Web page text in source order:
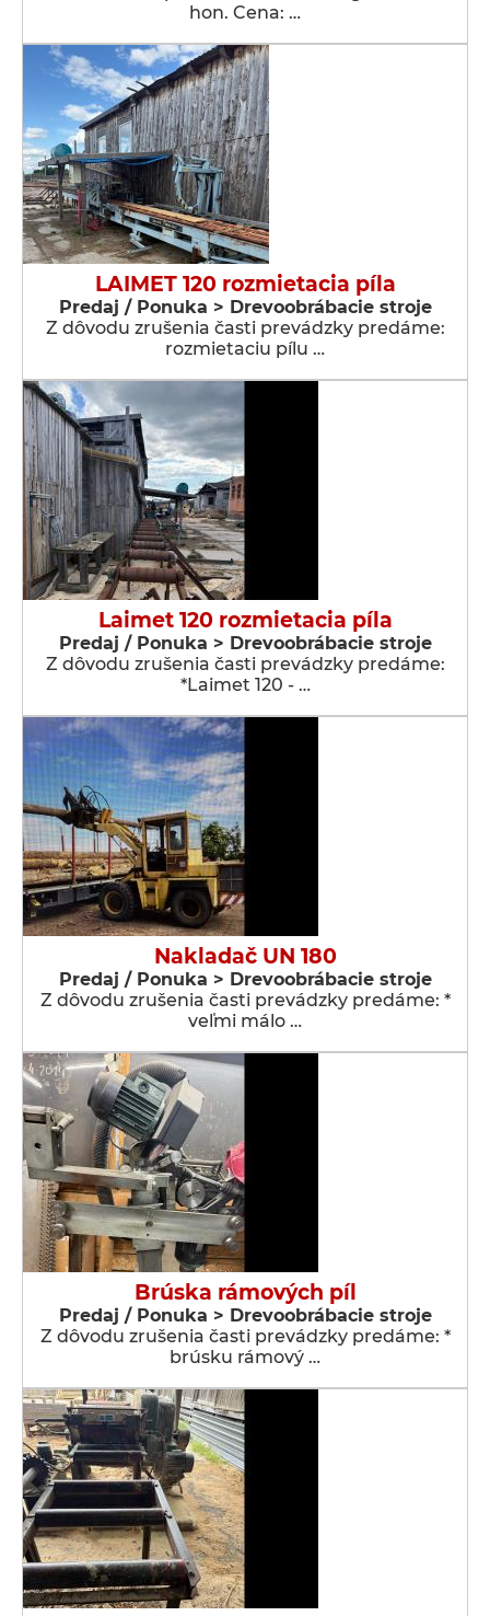
hon. Cena: …
LAIMET 120 rozmietacia píla
Predaj / Ponuka > Drevoobrábacie stroje
Z dôvodu zrušenia časti prevádzky predáme:
rozmietaciu pílu …
Laimet 120 rozmietacia píla
Predaj / Ponuka > Drevoobrábacie stroje
Z dôvodu zrušenia časti prevádzky predáme:
*Laimet 120 - …
Nakladač UN 180
Predaj / Ponuka > Drevoobrábacie stroje
Z dôvodu zrušenia časti prevádzky predáme: *
veľmi málo …
Brúska rámových píl
Predaj / Ponuka > Drevoobrábacie stroje
Z dôvodu zrušenia časti prevádzky predáme: *
brúsku rámový …